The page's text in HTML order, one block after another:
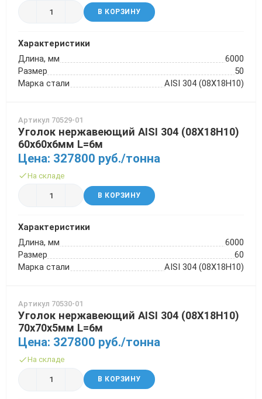
В КОРЗИНУ
Характеристики
Длина, мм
6000
Размер
50
Марка стали
AISI 304 (08Х18Н10)
Артикул 70529-01
Уголок нержавеющий AISI 304 (08Х18Н10)
60х60х6мм L=6м
Цена: 327800 руб./тонна
На складе
В КОРЗИНУ
Характеристики
Длина, мм
6000
Размер
60
Марка стали
AISI 304 (08Х18Н10)
Артикул 70530-01
Уголок нержавеющий AISI 304 (08Х18Н10)
70х70х5мм L=6м
Цена: 327800 руб./тонна
На складе
В КОРЗИНУ